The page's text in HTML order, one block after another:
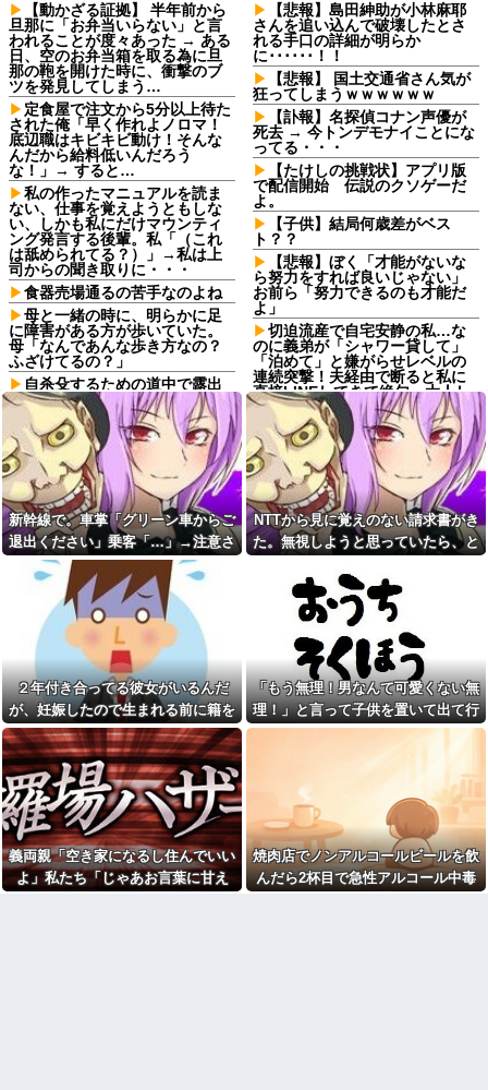
【動かざる証拠】 半年前から
旦那に「お弁当いらない」と言
われることが度々あった → ある
日、空のお弁当箱を取る為に旦
那の鞄を開けた時に、衝撃のブ
ツを発見してしまう…
定食屋で注文から5分以上待た
された俺「早く作れよノロマ！
底辺職はキビキビ動け！そんな
んだから給料低いんだろう
な！」→ すると…
私の作ったマニュアルを読ま
ない、仕事を覚えようともしな
い、しかも私にだけマウンティ
ング発言する後輩。私「（これ
は舐められてる？）」→私は上
司からの聞き取りに・・・
食器売場通るの苦手なのよね
母と一緒の時に、明らかに足
に障害がある方が歩いていた。
母「なんであんな歩き方なの？
ふざけてるの？」
自杀殳するための道中で露出
狂に出会った。自分でもよく分
からないけどソイツの腕をしっ
かり掴んで境遇を泣きながら話
した。すると露出狂は…
どれだけ食べても体型が変わ
らない彼女。その理由を聞いた
ら、思いもしなかった方法で維
持していて…
友達「少しだけお茶しよう
よ」妊婦の私「気分転換になる
なら…」→帰宅してから思わぬ
異変が起きて…
夫は私との会話を何度も忘
れ、楽しみにしていた約束まで
覚えていなかった。その積み重
ねが限界を迎えて…
親戚の息子が30過ぎてようや
く結婚したのに3～4年で離婚。
相手の女性の言い分がモラハラ
だったらしい
【肥満】 103キロで彼氏にフ
ラれた女の末路が悲惨すぎるｗ
ｗｗｗ
ワイ手取り15万正社員→副業
でウーバーやってるんやが金が
ない
祭りって謎だよな、誰が神輿
担いでるの？屋台出店してる奴
らは誰の許可を得て商売してる
の？
【悲報】島田紳助が小林麻耶
さんを追い込んで破壊したとさ
れる手口の詳細が明らか
に･･････！！
【悲報】 国土交通省さん気が
狂ってしまうｗｗｗｗｗｗ
【訃報】名探偵コナン声優が
死去 → 今トンデモナイことにな
ってる・・・
【たけしの挑戦状】アプリ版
で配信開始 伝説のクソゲーだ
よ。
【子供】結局何歳差がベス
ト？？
【悲報】ぼく「才能がないな
ら努力をすれば良いじゃない」
お前ら「努力できるのも才能だ
よ」
切迫流産で自宅安静の私…な
のに義弟が「シャワー貸して」
「泊めて」と嫌がらせレベルの
連続突撃！夫経由で断ると私に
直接LINEしてきて絶句←大人し
く自宅の風呂に入れよ
【衝撃】嫁の親友から聞いた
『驚愕の過去』に夫が激震…事
の真相はコレｗｗｗｗ
スロッターさん「優遇冷遇は
ある。理由はスマスロだから、
これだけで十分なんだよね」他
某ファストフード店で店内で
買った水を使って薬を飲んだら
す！」と大きな声で…
女「赤ちゃん抱っこしてみま
すか～？w」ワイ（やめろおおお
おおおおおおおおおおお）
血を見て失神した俺が「殺人
事件の被害者（遺体）」と勘違
いされ現場が大パニックに！勇
敢なおばちゃんとオジサン達の
団結力と勘違い劇がこちらｗｗ
LINEでミス送信する嫁…その後
旦那が取った行動がこれｗｗｗ
【画像】このボケて、破壊力
ありすぎてクッソワロタｗｗｗ
ｗｗｗｗｗｗ
コトメの結婚式で、知らない
間にお祝いの歌を弾き語りする
事になってた
新幹線で。車掌「グリーン車からご
退出ください」乗客「…」→注意さ
れても動かない乗客を見ていたら、
その直後まさかの展開に…
NTTから見に覚えのない請求書がき
た。無視しようと思っていたら、と
２年付き合ってる彼女がいるんだ
が、妊娠したので生まれる前に籍を
入れたいと言われた。俺は種がほぼ
無いはずなのに...
「もう無理！男なんて可愛くない無
理！」と言って子供を置いて出て行
った息子嫁
義両親「空き家になるし住んでいい
よ」私たち「じゃあお言葉に甘え
焼肉店でノンアルコールビールを飲
んだら2杯目で急性アルコール中毒